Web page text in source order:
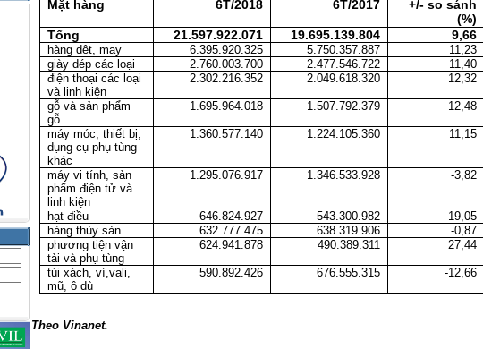
Mặt hàng
6T/2018 6T/2017
+/- so sánh
(%)
Tổng
21.597.922.071 19.695.139.804 9,66
hàng dệt, may 6.395.920.325 5.750.357.887
11,23
giày dép các loại
2.760.003.700 2.477.546.722
11,40
điện thoại các loại
và linh kiện
2.302.216.352 2.049.618.320 12,32
gỗ và sản phẩm
gỗ
1.695.964.018 1.507.792.379 12,48
máy móc, thiết bị,
dụng cụ phụ tùng
khác
1.360.577.140 1.224.105.360 11,15
máy vi tính, sản
phẩm điện tử và
linh kiện
1.295.076.917 1.346.533.928 -3,82
hạt điều 646.824.927 543.300.982
19,05
hàng thủy sản
632.777.475 638.319.906
-0,87
phương tiện vận
tải và phụ tùng
624.941.878 490.389.311 27,44
túi xách, ví,vali,
mũ, ô dù
590.892.426 676.555.315 -12,66
Theo Vinanet.